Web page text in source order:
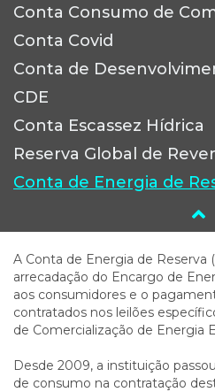
Conta Consumo de
Conta Covid
Conta de
CDE
Conta Escassez Hídrica
Reserva Global de
Conta de Energia de
A Conta de Energia de Reserva
arrecadação do Encargo de
aos consumidores e o
contratados nos leilões
de Comercialização de Energia
Desde 2009, a instituição
de consumo na contratação